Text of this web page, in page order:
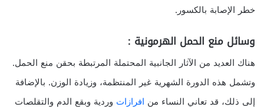
خطر الإصابة بالكسور.
وسائل منع الحمل الهرمونية :
هناك العديد من الآثار الجانبية المحتملة المرتبطة بحقن منع الحمل.
وتشمل هذه الدورة الشهرية غير المنتظمة، وزيادة الوزن. بالإضافة
إلى ذلك، قد تعاني النساء من افرازات وردية وبقع الدم والتقلصات